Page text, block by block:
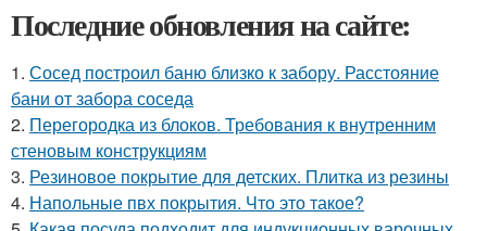
Последние обновления на сайте:
1. Сосед построил баню близко к забору. Расстояние
бани от забора соседа
2. Перегородка из блоков. Требования к внутренним
стеновым конструкциям
3. Резиновое покрытие для детских. Плитка из резины
4. Напольные пвх покрытия. Что это такое?